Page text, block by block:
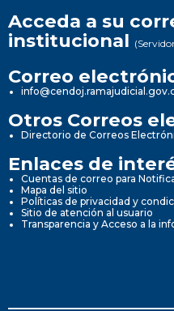
Acceda a su
institucional
Correo
Otros Correos
Directorio de Correos
Enlaces de
Cuentas de correo para
Mapa del sitio
Políticas de privacidad y
Sitio de atención al usuario
Transparencia y Acceso a la